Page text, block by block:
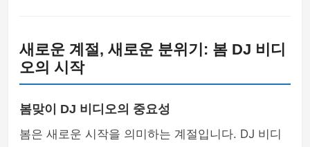
새로운 계절, 새로운 분위기: 봄 DJ 비디
오의 시작
봄맞이 DJ 비디오의 중요성
봄은 새로운 시작을 의미하는 계절입니다. DJ 비디